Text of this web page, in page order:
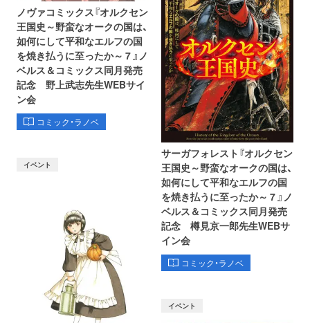
ノヴァコミックス『オルクセン
王国史～野蛮なオークの国は、
如何にして平和なエルフの国
を焼き払うに至ったか～ 7 』ノ
ベルス＆コミックス同月発売
記念 野上武志先生WEBサイ
ン会
コミック・ラノベ
サーガフォレスト『オルクセン
王国史～野蛮なオークの国は、
如何にして平和なエルフの国
を焼き払うに至ったか～ 7 』ノ
ベルス＆コミックス同月発売
記念 樽見京一郎先生WEBサ
イン会
コミック・ラノベ
イベント
イベント